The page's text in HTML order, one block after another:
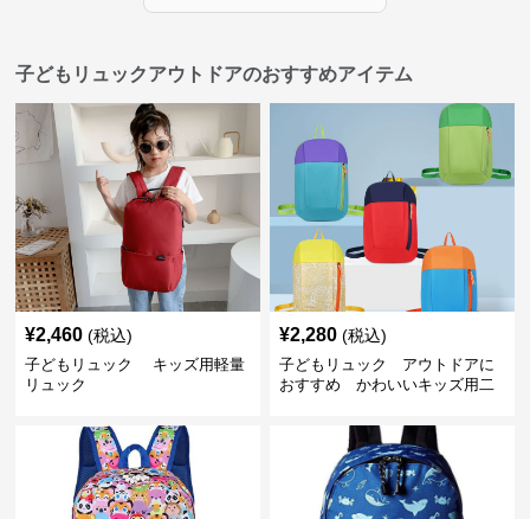
子どもリュックアウトドアのおすすめアイテム
¥2,460 (税込)
子どもリュック キッズ用軽量
リュック
¥2,280 (税込)
子どもリュック アウトドアに
おすすめ かわいいキッズ用二